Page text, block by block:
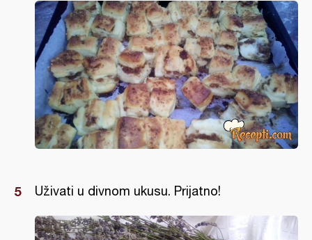
Uživati u divnom ukusu. Prijatno!